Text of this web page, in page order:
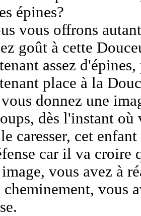
épines?
vous offrons
goût à cette
assez
place à la
donnez une
dès l'instant
caresser, cet
car il va croire
vous avez à
vous